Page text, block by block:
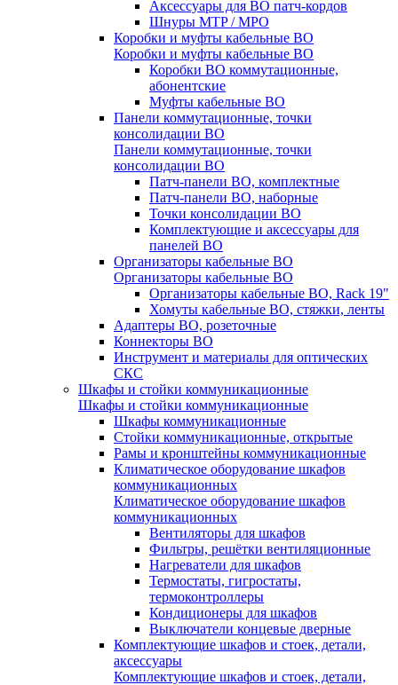
Аксессуары для ВО патч-кордов
Шнуры MTP / MPO
Коробки и муфты кабельные ВО
Коробки и муфты кабельные ВО
Коробки ВО коммутационные,
абонентские
Муфты кабельные ВО
Панели коммутационные, точки
консолидации ВО
Панели коммутационные, точки
консолидации ВО
Патч-панели ВО, комплектные
Патч-панели ВО, наборные
Точки консолидации ВО
Комплектующие и аксессуары для
панелей ВО
Организаторы кабельные ВО
Организаторы кабельные ВО
Организаторы кабельные ВО, Rack 19"
Хомуты кабельные ВО, стяжки, ленты
Адаптеры ВО, розеточные
Коннекторы ВО
Инструмент и материалы для оптических
СКС
Шкафы и стойки коммуникационные
Шкафы и стойки коммуникационные
Шкафы коммуникационные
Стойки коммуникационные, открытые
Рамы и кронштейны коммуникационные
Климатическое оборудование шкафов
коммуникационных
Климатическое оборудование шкафов
коммуникационных
Вентиляторы для шкафов
Фильтры, решётки вентиляционные
Нагреватели для шкафов
Термостаты, гигростаты,
термоконтроллеры
Кондиционеры для шкафов
Выключатели концевые дверные
Комплектующие шкафов и стоек, детали,
аксессуары
Комплектующие шкафов и стоек, детали,